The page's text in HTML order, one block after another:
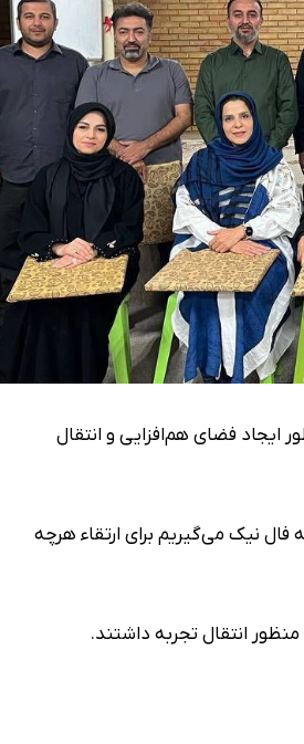
فضای هم‌افزایی و انتقال
فال نیک می‌گیریم برای ارتقاء هرچه
انتقال تجربه داشتند.